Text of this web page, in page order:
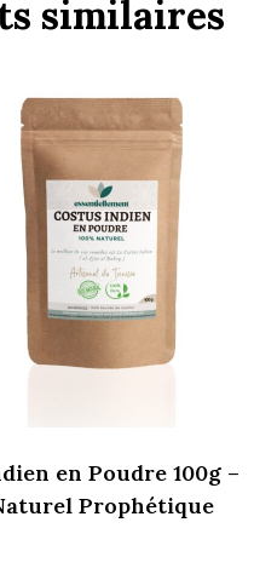
similaires
en Poudre 100g –
Prophétique